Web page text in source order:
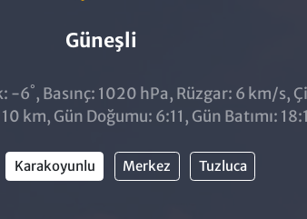
Güneşli
-6°, Basınç: 1020 hPa, Rüzgar: 6 km/s,
km, Gün Doğumu: 6:11, Gün Batımı:
Karakoyunlu Merkez Tuzluca